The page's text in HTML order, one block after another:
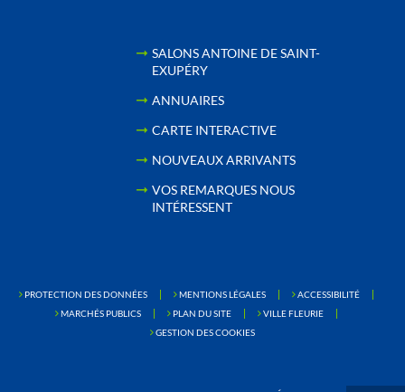
SALONS ANTOINE DE SAINT-
EXUPÉRY
ANNUAIRES
CARTE INTERACTIVE
NOUVEAUX ARRIVANTS
VOS REMARQUES NOUS
INTÉRESSENT
PROTECTION DES DONNÉES MENTIONS LÉGALES
ACCESSIBILITÉ
MARCHÉS PUBLICS
PLAN DU SITE
VILLE FLEURIE
GESTION DES COOKIES